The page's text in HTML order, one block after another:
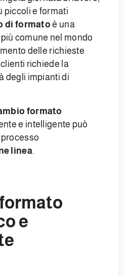
piccoli e formati
di formato è una
comune nel mondo
delle richieste
richiede la
degli impianti di
formato
e intelligente può
linea.
e